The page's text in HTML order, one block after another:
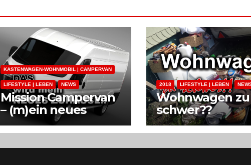
KASTENWAGEN-WOHNMOBIL | CAMPERVAN
LIFESTYLE | LEBEN NEWS
Mission Campervan
– (m)ein neues
Zuhause im
Kastenwagen
Wohnmobil
2018 LIFESTYLE | LEBEN
Wohnwagen zu
schwer??
Zukunftspläne